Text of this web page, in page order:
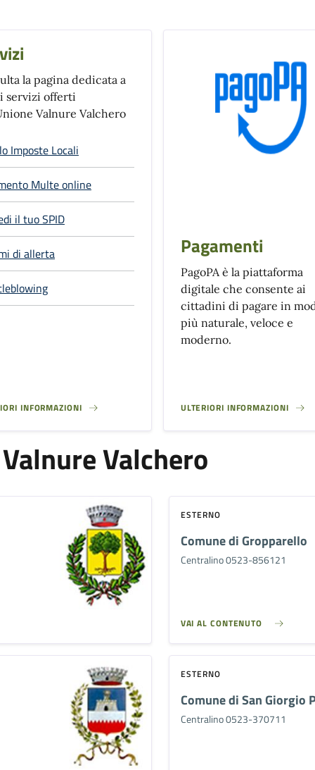
la pagina dedicata a
servizi offerti
Valnure Valchero
Imposte Locali
Multe online
il tuo SPID
di allerta
INFORMAZIONI
Pagamenti
PagoPA è la piattaforma
digitale che consente ai
cittadini di pagare in
più naturale, veloce e
moderno.
ULTERIORI INFORMAZIONI
Valchero
ESTERNO
Comune di Gropparello
Centralino 0523-856121
VAI AL CONTENUTO
ESTERNO
Comune di San Giorgio
Centralino 0523-370711